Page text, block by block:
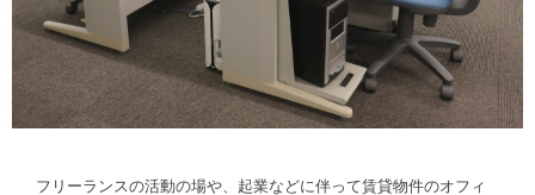
フリーランスの活動の場や、起業などに伴って賃貸物件のオフィ